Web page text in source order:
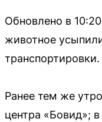
Обновлено в
животное
транспортировки.
Ранее тем же
центра «Бовид»;